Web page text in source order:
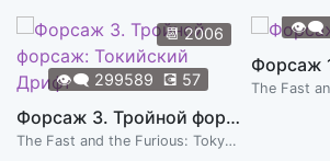
Old Fashioned Love
H.ALDEN, B.STRIPLING, K.PEPLO
Viper Mad
NOBLE SISSLE'S SWINGSTERS
📆2006
👁️‍🗨️ 299589 💽 57
Форсаж 3. Тройной форсаж: Токийский Дрифт
The Fast and the Furious: Tokyo Drift
👁️‍🗨️
Форсаж
The Fast